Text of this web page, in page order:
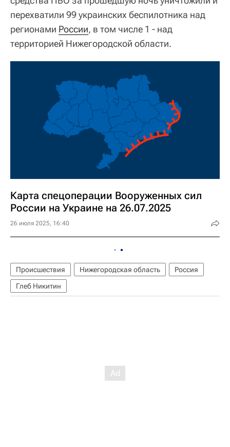
перехватили 99 украинских беспилотника над
регионами России, в том числе 1 - над
территорией Нижегородской области.
Карта спецоперации Вооруженных сил
России на Украине на 26.07.2025
26 июля 2025, 16:40
Происшествия Нижегородская область
Россия
Глеб Никитин